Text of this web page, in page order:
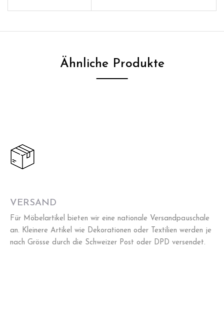
Ähnliche Produkte
VERSAND
Für Möbelartikel bieten wir eine nationale Versandpauschale
an. Kleinere Artikel wie Dekorationen oder Textilien werden je
nach Grösse durch die Schweizer Post oder DPD versendet.